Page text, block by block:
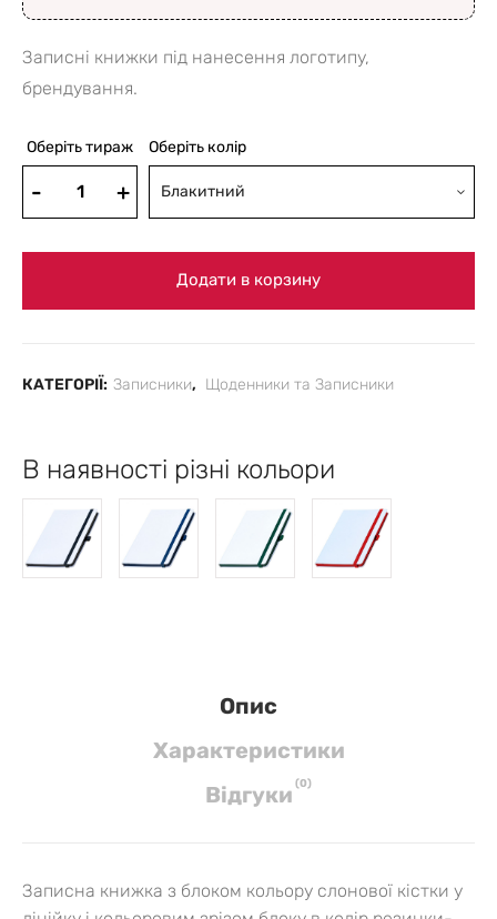
Записні книжки під нанесення логотипу,
брендування.
Оберіть тираж Оберіть колір
Блакитний
Додати в корзину
КАТЕГОРІЇ: Записники, Щоденники та Записники
В наявності різні кольори
Опис
Характеристики
Вiдгуки (0)
Записна книжка з блоком кольору слонової кістки у